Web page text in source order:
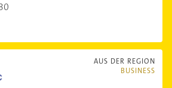
AUS DER REGION
BUSINESS